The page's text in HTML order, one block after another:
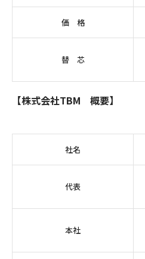
価 格
替 芯
【株式会社TBM 概要】
社名
代表
本社